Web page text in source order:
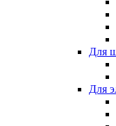
Для
Для